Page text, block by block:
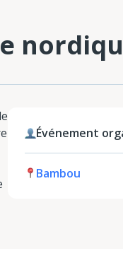
Événement
Bambou